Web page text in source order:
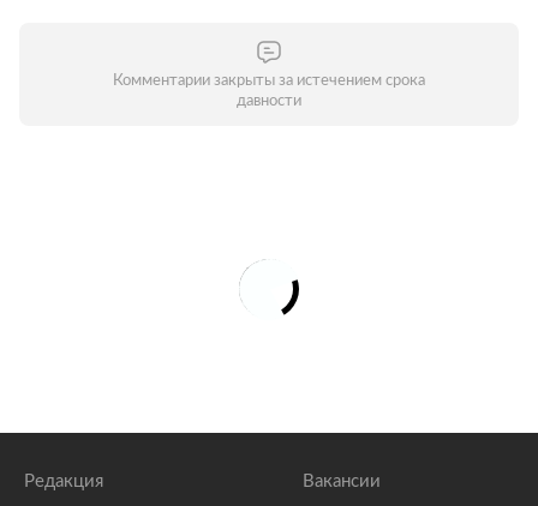
Комментарии закрыты за истечением срока
давности
Редакция Вакансии